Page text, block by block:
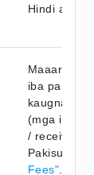
Hindi
Maaaring
iba pang
kaugnay na
(mga
/ receiving
Pakisuri
Fees"